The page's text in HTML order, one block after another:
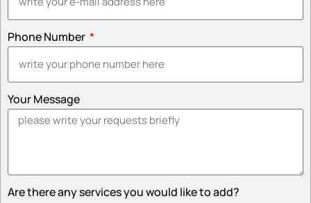
Phone Number
Your Message
Are there any services you would like to add?